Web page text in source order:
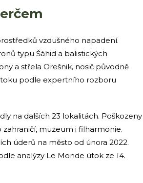
vzdušného napadení.
typu Šáhid a balistických
a střela Orešnik, nosič původně
podle expertního rozboru
na dalších 23 lokalitách. Poškozeny
muzeum i filharmonie.
úderů na město od února 2022.
analýzy Le Monde útok ze 14.